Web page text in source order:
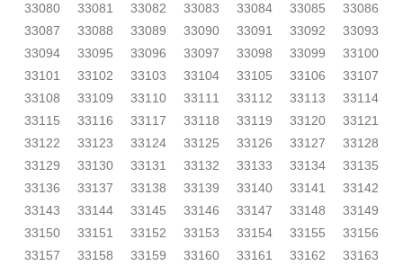
33080
33081 33082 33083 33084 33085
33086
33087
33088 33089 33090 33091 33092
33093
33094
33095 33096 33097 33098 33099
33100
33101
33102 33103 33104 33105 33106
33107
33108
33109 33110 33111 33112 33113
33114
33115
33116 33117 33118 33119 33120
33121
33122
33123 33124 33125 33126 33127
33128
33129
33130 33131 33132 33133 33134
33135
33136
33137 33138 33139 33140 33141
33142
33143
33144 33145 33146 33147 33148
33149
33150
33151 33152 33153 33154 33155
33156
33157
33158 33159 33160 33161 33162 33163